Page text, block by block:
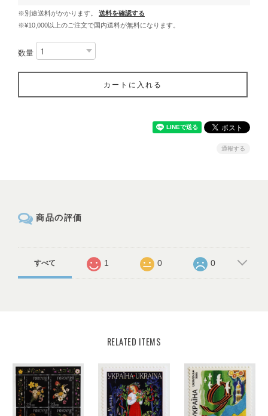
※別途送料がかかります。
送料を確認する
※¥10,000以上のご注文で国内送料が無料になります。
数量
カートに入れる
通報する
商品の評価
すべて 1 0 0
RELATED ITEMS